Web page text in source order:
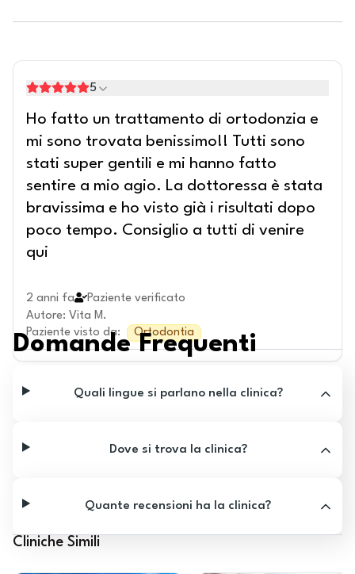
5
Ho fatto un trattamento di ortodonzia e
mi sono trovata benissimo!! Tutti sono
stati super gentili e mi hanno fatto
sentire a mio agio. La dottoressa è stata
bravissima e ho visto già i risultati dopo
poco tempo. Consiglio a tutti di venire
qui
2 anni fa
Paziente verificato
Autore: Vita M.
Paziente visto da: Ortodontia
Domande Frequenti
Quali lingue si parlano nella clinica?
Dove si trova la clinica?
Quante recensioni ha la clinica?
Cliniche Simili